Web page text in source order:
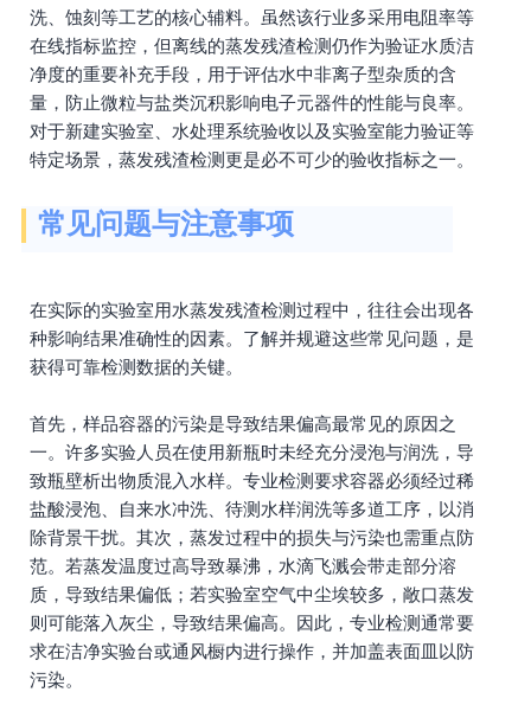
洗、蚀刻等工艺的核心辅料。虽然该行业多采用电阻率等
在线指标监控，但离线的蒸发残渣检测仍作为验证水质洁
净度的重要补充手段，用于评估水中非离子型杂质的含
量，防止微粒与盐类沉积影响电子元器件的性能与良率。
对于新建实验室、水处理系统验收以及实验室能力验证等
特定场景，蒸发残渣检测更是必不可少的验收指标之一。
常见问题与注意事项
在实际的实验室用水蒸发残渣检测过程中，往往会出现各
种影响结果准确性的因素。了解并规避这些常见问题，是
获得可靠检测数据的关键。
首先，样品容器的污染是导致结果偏高最常见的原因之
一。许多实验人员在使用新瓶时未经充分浸泡与润洗，导
致瓶壁析出物质混入水样。专业检测要求容器必须经过稀
盐酸浸泡、自来水冲洗、待测水样润洗等多道工序，以消
除背景干扰。其次，蒸发过程中的损失与污染也需重点防
范。若蒸发温度过高导致暴沸，水滴飞溅会带走部分溶
质，导致结果偏低；若实验室空气中尘埃较多，敞口蒸发
则可能落入灰尘，导致结果偏高。因此，专业检测通常要
求在洁净实验台或通风橱内进行操作，并加盖表面皿以防
污染。